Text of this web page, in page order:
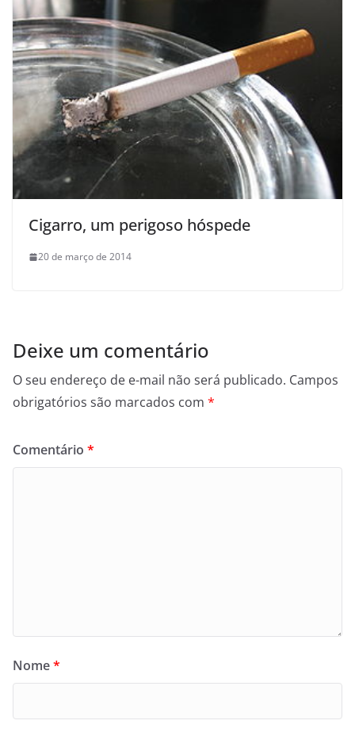
Cigarro, um perigoso hóspede
20 de março de 2014
Deixe um comentário
O seu endereço de e-mail não será publicado. Campos
obrigatórios são marcados com *
Comentário *
Nome*